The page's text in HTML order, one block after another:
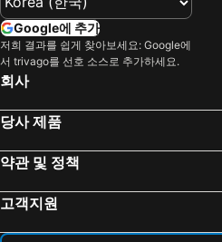
fav KAGOSHIMA CHUO
Hotel Mystays Kagoshima Tenmonkan
Silk Inn Kagoshima
Hotel Livemax Budget Kagoshima Tenmonkan
Nanshukan
Hotel Lexton Kagoshima
Hotel Gate In Kagoshima
Google에 추가
저희 결과를 쉽게 찾아보세요: Google에
서 trivago를 선호 소스로 추가하세요.
회사
당사 제품
약관 및 정책
고객지원